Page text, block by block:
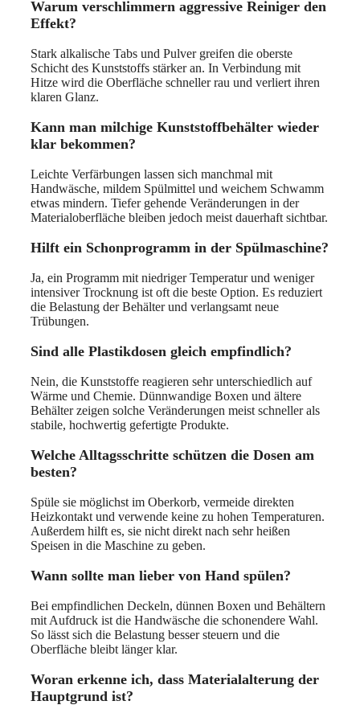
Warum verschlimmern aggressive Reiniger den
Effekt?
Stark alkalische Tabs und Pulver greifen die oberste
Schicht des Kunststoffs stärker an. In Verbindung mit
Hitze wird die Oberfläche schneller rau und verliert ihren
klaren Glanz.
Kann man milchige Kunststoffbehälter wieder
klar bekommen?
Leichte Verfärbungen lassen sich manchmal mit
Handwäsche, mildem Spülmittel und weichem Schwamm
etwas mindern. Tiefer gehende Veränderungen in der
Materialoberfläche bleiben jedoch meist dauerhaft sichtbar.
Hilft ein Schonprogramm in der Spülmaschine?
Ja, ein Programm mit niedriger Temperatur und weniger
intensiver Trocknung ist oft die beste Option. Es reduziert
die Belastung der Behälter und verlangsamt neue
Trübungen.
Sind alle Plastikdosen gleich empfindlich?
Nein, die Kunststoffe reagieren sehr unterschiedlich auf
Wärme und Chemie. Dünnwandige Boxen und ältere
Behälter zeigen solche Veränderungen meist schneller als
stabile, hochwertig gefertigte Produkte.
Welche Alltagsschritte schützen die Dosen am
besten?
Spüle sie möglichst im Oberkorb, vermeide direkten
Heizkontakt und verwende keine zu hohen Temperaturen.
Außerdem hilft es, sie nicht direkt nach sehr heißen
Speisen in die Maschine zu geben.
Wann sollte man lieber von Hand spülen?
Bei empfindlichen Deckeln, dünnen Boxen und Behältern
mit Aufdruck ist die Handwäsche die schonendere Wahl.
So lässt sich die Belastung besser steuern und die
Oberfläche bleibt länger klar.
Woran erkenne ich, dass Materialalterung der
Hauptgrund ist?